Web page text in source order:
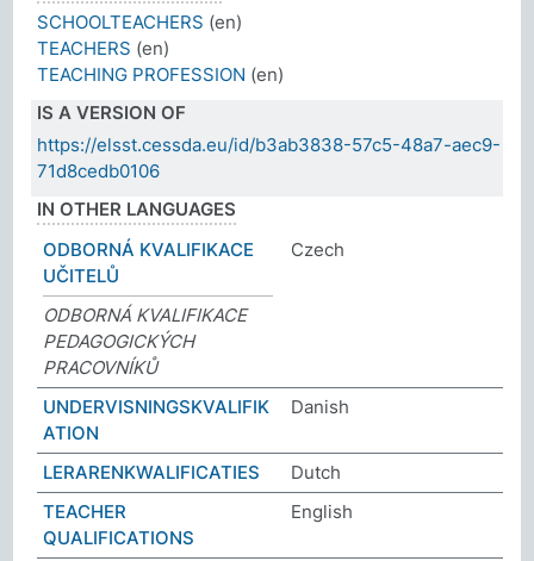
SCHOOLTEACHERS (en)
TEACHERS (en)
TEACHING PROFESSION (en)
IS A VERSION OF
https://elsst.cessda.eu/id/b3ab3838-57c5-48a7-aec9-
71d8cedb0106
IN OTHER LANGUAGES
ODBORNÁ KVALIFIKACE
UČITELŮ
Czech
ODBORNÁ KVALIFIKACE
PEDAGOGICKÝCH
PRACOVNÍKŮ
UNDERVISNINGSKVALIFIK
ATION
Danish
LERARENKWALIFICATIES
Dutch
TEACHER
QUALIFICATIONS
English